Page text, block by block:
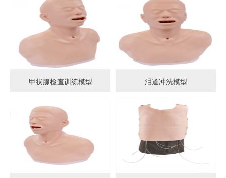
甲状腺检查训练模型 泪道冲洗模型